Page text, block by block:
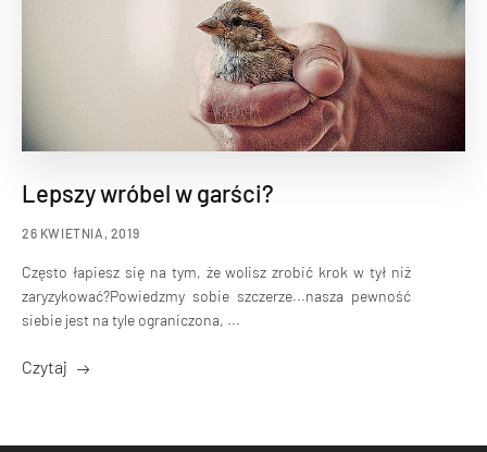
Lepszy wróbel w garści?
26 KWIETNIA, 2019
Często łapiesz się na tym, że wolisz zrobić krok w tył niż
zaryzykować?Powiedzmy sobie szczerze...nasza pewność
siebie jest na tyle ograniczona, ...
Czytaj